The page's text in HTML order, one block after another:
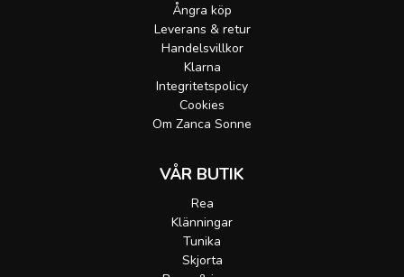
Ångra köp
Leverans & retur
Handelsvillkor
Klarna
Integritetspolicy
Cookies
Om Zanca Sonne
VÅR BUTIK
Rea
Klänningar
Tunika
Skjorta